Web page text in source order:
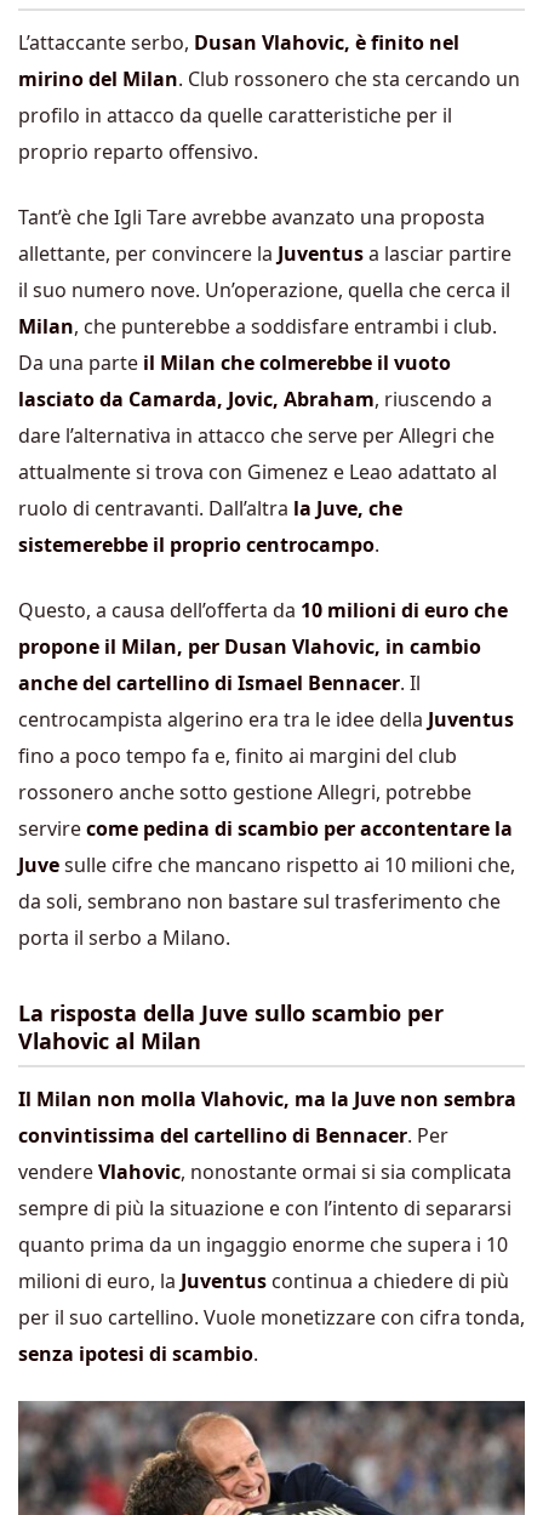
L’attaccante serbo, Dusan Vlahovic, è finito nel
mirino del Milan. Club rossonero che sta cercando un
profilo in attacco da quelle caratteristiche per il
proprio reparto offensivo.
Tant’è che Igli Tare avrebbe avanzato una proposta
allettante, per convincere la Juventusa lasciar partire
il suo numero nove. Un’operazione, quella che cerca il
Milan, che punterebbe a soddisfare entrambi i club.
Da una parte il Milan che colmerebbe il vuoto
lasciato da Camarda, Jovic, Abraham, riuscendo a
dare l’alternativa in attacco che serve per Allegri che
attualmente si trova con Gimenez e Leao adattato al
ruolo di centravanti. Dall’altra la Juve, che
sistemerebbe il proprio centrocampo.
Questo, a causa dell’offerta da 10 milioni di euro che
propone il Milan, per Dusan Vlahovic, in cambio
anche del cartellino di Ismael Bennacer. Il
centrocampista algerino era tra le idee della Juventus
fino a poco tempo fa e, finito ai margini del club
rossonero anche sotto gestione Allegri, potrebbe
servirecome pedina di scambio per accontentare la
Juvesulle cifre che mancano rispetto ai 10 milioni che,
da soli, sembrano non bastare sul trasferimento che
porta il serbo a Milano.
La risposta della Juve sullo scambio per
Vlahovic al Milan
Il Milan non molla Vlahovic, ma la Juve non sembra
convintissima del cartellino di Bennacer. Per
vendereVlahovic, nonostante ormai si sia complicata
sempre di più la situazione e con l’intento di separarsi
quanto prima da un ingaggio enorme che supera i 10
milioni di euro, la Juventus continua a chiedere di più
per il suo cartellino. Vuole monetizzare con cifra tonda,
senza ipotesi di scambio.